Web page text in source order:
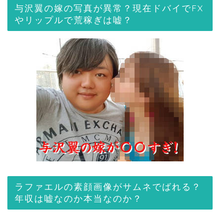
与沢翼の嫁の写真が異常？現在ドバイでFX
やリップルで荒稼ぎは嘘？
ラファエルの素顔画像がサムネでばれる？
年収は嘘なのか本当なのか？